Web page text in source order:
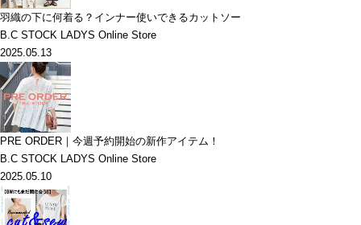
羽織の下に何着る？インナー使いできるカットソー
B.C STOCK LADYS Online Store
2025.05.13
PRE ORDER｜今週予約開始の新作アイテム！
B.C STOCK LADYS Online Store
2025.05.10